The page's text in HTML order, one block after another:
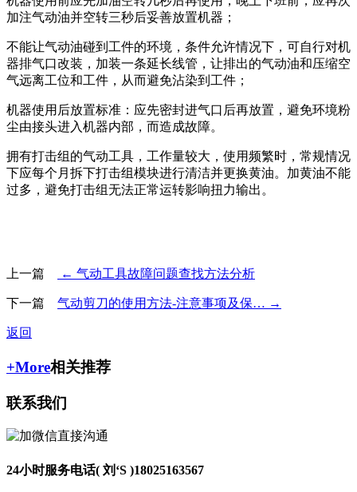
加注气动油并空转三秒后妥善放置机器；
不能让气动油碰到工件的环境，条件允许情况下，可自行对机
器排气口改装，加装一条延长线管，让排出的气动油和压缩空
气远离工位和工件，从而避免沾染到工件；
机器使用后放置标准：应先密封进气口后再放置，避免环境粉
尘由接头进入机器内部，而造成故障。
拥有打击组的气动工具，工作量较大，使用频繁时，常规情况
下应每个月拆下打击组模块进行清洁并更换黄油。加黄油不能
过多，避免打击组无法正常运转影响扭力输出。
上一篇 ← 气动工具故障问题查找方法分析
下一篇 气动剪刀的使用方法-注意事项及保… →
返回
+More相关推荐
联系我们
24小时服务电话( 刘‘S )18025163567